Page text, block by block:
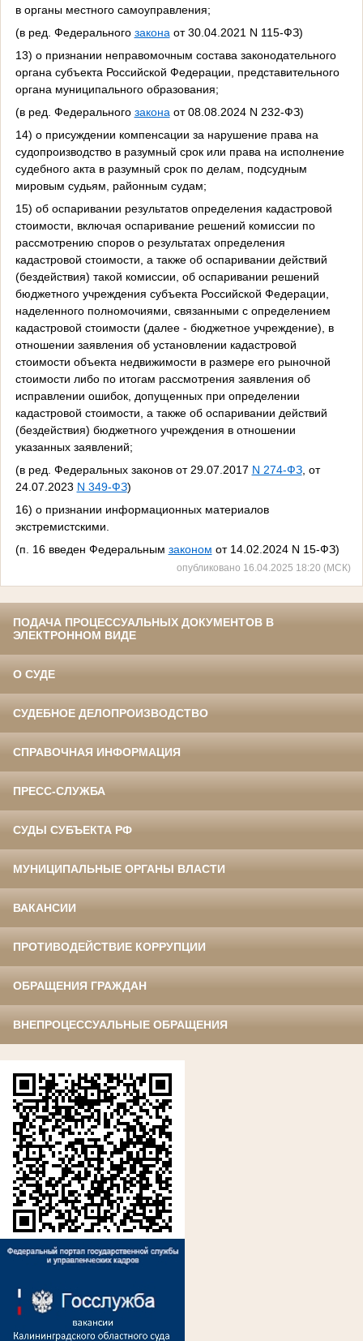
в органы местного самоуправления;
(в ред. Федерального закона от 30.04.2021 N 115-ФЗ)
13) о признании неправомочным состава законодательного
органа субъекта Российской Федерации, представительного
органа муниципального образования;
(в ред. Федерального закона от 08.08.2024 N 232-ФЗ)
14) о присуждении компенсации за нарушение права на
судопроизводство в разумный срок или права на исполнение
судебного акта в разумный срок по делам, подсудным
мировым судьям, районным судам;
15) об оспаривании результатов определения кадастровой
стоимости, включая оспаривание решений комиссии по
рассмотрению споров о результатах определения
кадастровой стоимости, а также об оспаривании действий
(бездействия) такой комиссии, об оспаривании решений
бюджетного учреждения субъекта Российской Федерации,
наделенного полномочиями, связанными с определением
кадастровой стоимости (далее - бюджетное учреждение), в
отношении заявления об установлении кадастровой
стоимости объекта недвижимости в размере его рыночной
стоимости либо по итогам рассмотрения заявления об
исправлении ошибок, допущенных при определении
кадастровой стоимости, а также об оспаривании действий
(бездействия) бюджетного учреждения в отношении
указанных заявлений;
(в ред. Федеральных законов от 29.07.2017 N 274-ФЗ, от
24.07.2023 N 349-ФЗ)
16) о признании информационных материалов
экстремистскими.
(п. 16 введен Федеральным законом от 14.02.2024 N 15-ФЗ)
опубликовано 16.04.2025 18:20 (МСК)
ПОДАЧА ПРОЦЕССУАЛЬНЫХ ДОКУМЕНТОВ В
ЭЛЕКТРОННОМ ВИДЕ
О СУДЕ
СУДЕБНОЕ ДЕЛОПРОИЗВОДСТВО
СПРАВОЧНАЯ ИНФОРМАЦИЯ
ПРЕСС-СЛУЖБА
СУДЫ СУБЪЕКТА РФ
МУНИЦИПАЛЬНЫЕ ОРГАНЫ ВЛАСТИ
ВАКАНСИИ
ПРОТИВОДЕЙСТВИЕ КОРРУПЦИИ
ОБРАЩЕНИЯ ГРАЖДАН
ВНЕПРОЦЕССУАЛЬНЫЕ ОБРАЩЕНИЯ